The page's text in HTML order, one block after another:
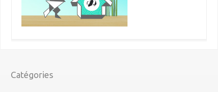
Catégories